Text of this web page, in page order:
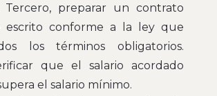
Tercero, preparar un contrato
escrito conforme a la ley que
los términos obligatorios.
que el salario acordado
el salario mínimo.